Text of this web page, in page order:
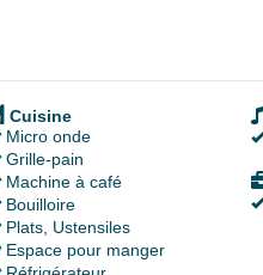
Cuisine
Micro onde
Grille-pain
Machine à café
Bouilloire
Plats, Ustensiles
Espace pour manger